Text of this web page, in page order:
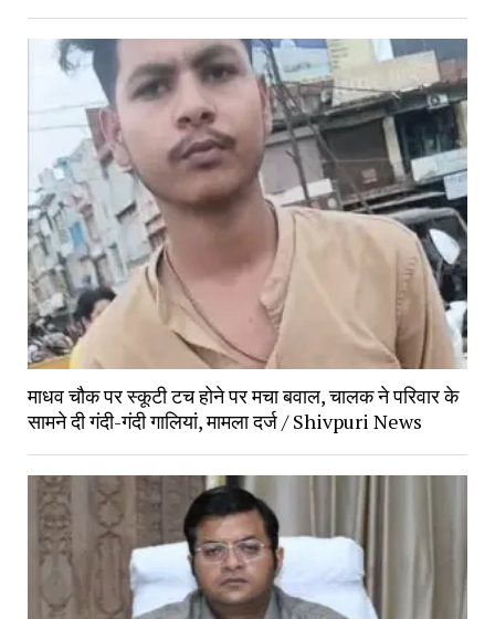
माधव चौक पर स्कूटी टच होने पर मचा बवाल, चालक ने परिवार के
सामने दी गंदी-गंदी गालियां, मामला दर्ज / Shivpuri News